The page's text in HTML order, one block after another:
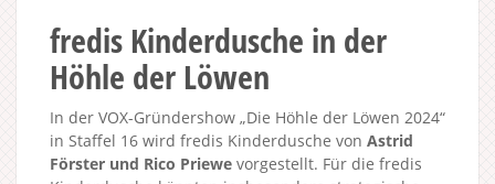
fredis Kinderdusche in der
Höhle der Löwen
In der VOX-Gründershow „Die Höhle der Löwen 2024“
in Staffel 16 wird fredis Kinderdusche von Astrid
Förster und Rico Priewe vorgestellt. Für die fredis